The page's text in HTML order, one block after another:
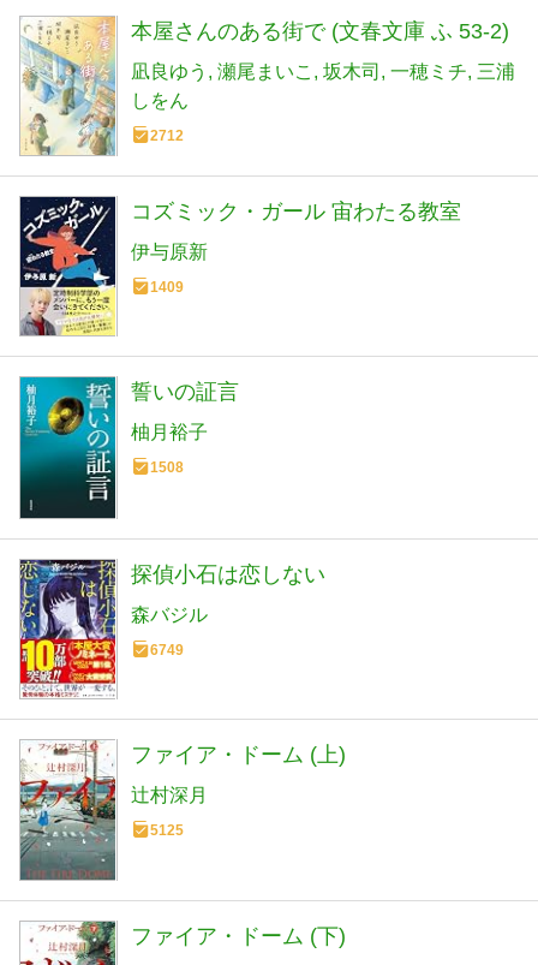
本屋さんのある街で (文春文庫 ふ 53-2)
凪良ゆう 瀬尾まいこ 坂木司 一穂ミチ 三浦
しをん
2712
コズミック・ガール 宙わたる教室
伊与原新
1409
誓いの証言
柚月裕子
1508
探偵小石は恋しない
森バジル
6749
ファイア・ドーム (上)
辻村深月
5125
ファイア・ドーム (下)